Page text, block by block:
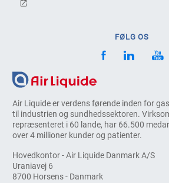
Air Liquide er verdens førende inden for
til industrien og sundhedssektoren.
repræsenteret i 60 lande, har 66.500
over 4 millioner kunder og patienter.
Hovedkontor - Air Liquide Danmark A/S
Uraniavej 6
8700 Horsens - Danmark
FØLG OS